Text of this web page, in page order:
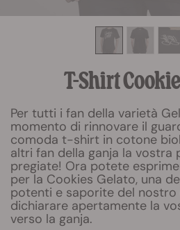
T-Shirt
Per tutti i fan della varietà
momento di rinnovare il
comoda t-shirt in cotone
altri fan della ganja la vostra
pregiate! Ora potete
per la Cookies Gelato, una
potenti e saporite del nostro
dichiarare apertamente la
verso la ganja.